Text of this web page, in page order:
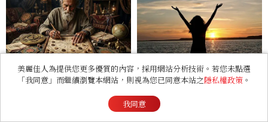
星盤大風吹！「吠陀占星」是
什麼？Gemini、ChatGP
T指令這樣下，神準解析瘋傳
塔羅占卜｜接下來你的命運會
把你推往何處？
看過此篇文章的人也喜歡
RELATIONSHIP
心理測驗｜旅行心理學！測
測去什麼景點玩 會為你帶來
美麗佳人為提供您更多優質的內容，採用網站分析技術。若您未點選
「我同意」而繼續瀏覽本網站，則視為您已同意本站之隱私權政策 。
我同意